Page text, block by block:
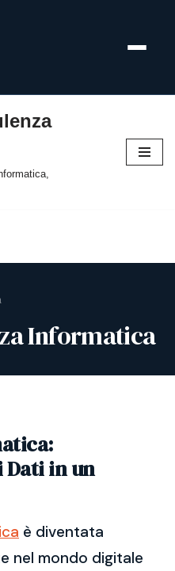
Informatica
Dati in un
è diventata
nel mondo digitale